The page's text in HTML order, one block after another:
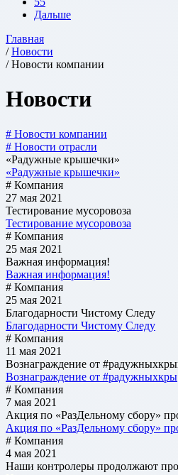
Дальше
Главная
/Новости
/ Новости компании
Новости
# Новости компании
# Новости отрасли
«Радужные крышечки»
«Радужные крышечки»
# Компания
27 мая 2021
Тестирование мусоровоза
Тестирование мусоровоза
# Компания
25 мая 2021
Важная информация!
Важная информация!
# Компания
25 мая 2021
Благодарности Чистому Следу
Благодарности Чистому Следу
# Компания
11 мая 2021
Вознаграждение от
Вознаграждение от #радужныхкры
# Компания
7 мая 2021
Акция по «РазДельному сбору»
Акция по «РазДельному сбору»
# Компания
4 мая 2021
Наши контролеры продолжают